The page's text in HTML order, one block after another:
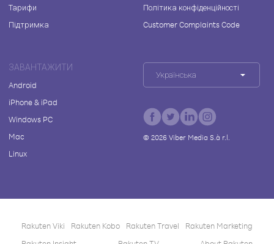
Тарифи
Підтримка
Політика конфіденційності
Customer Complaints Code
ЗАВАНТАЖИТИ
Android
iPhone & iPad
Windows PC
Mac
Linux
Українська
© 2026Viber Media S.à r.l.
Rakuten Viki Rakuten Kobo Rakuten Travel
Rakuten Marketing